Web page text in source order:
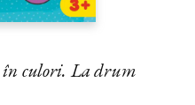
în culori. La drum